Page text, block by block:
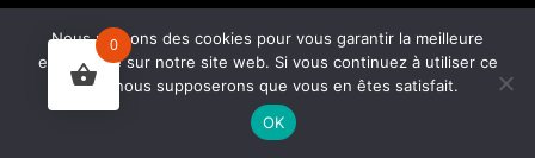
0
Nous utilisons des cookies pour vous garantir la meilleure
expérience sur notre site web. Si vous continuez à utiliser ce
site, nous supposerons que vous en êtes satisfait.
OK